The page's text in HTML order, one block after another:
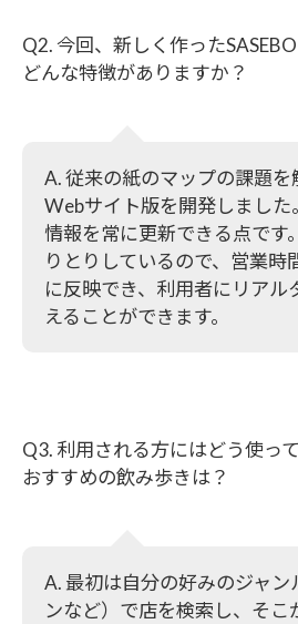
Q2. 今回、新しく作った
どんな特徴がありますか？
A. 従来の紙のマップの課題を
Webサイト版を開発しました
情報を常に更新できる点です
りとりしているので、営業時
に反映でき、利用者にリアル
えることができます。
Q3. 利用される方にはどう使っ
おすすめの飲み歩きは？
A. 最初は自分の好みのジャン
ンなど）で店を検索し、そこ